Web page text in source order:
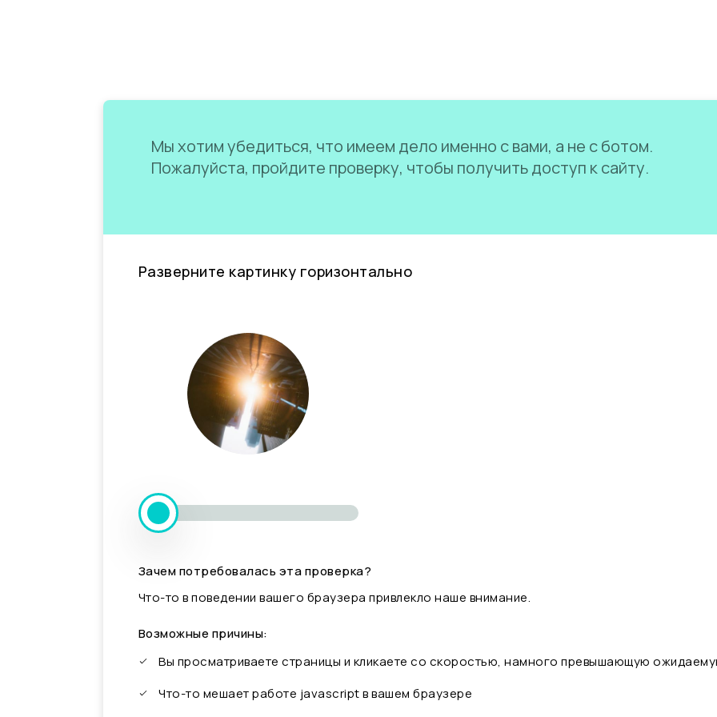
Мы хотим убедиться, что имеем дело именно с вами, а не с ботом.
Пожалуйста, пройдите проверку, чтобы получить доступ к сайту.
Разверните картинку горизонтально
Зачем потребовалась эта проверка?
Что-то в поведении вашего браузера привлекло наше внимание.
Возможные причины:
Вы просматриваете страницы и кликаете со скоростью, намного превышающую
Что-то мешает работе javascript в вашем браузере